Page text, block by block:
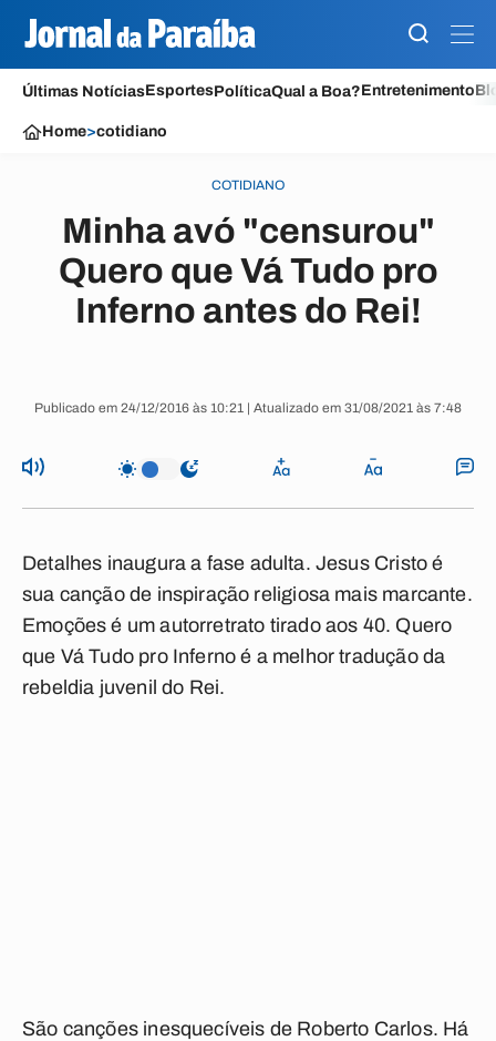
Últimas NotíciasEsportesPolíticaQual a Boa?Entretenimento
Home>cotidiano
COTIDIANO
Minha avó "censurou"
Quero que Vá Tudo pro
Inferno antes do Rei!
Publicado em 24/12/2016 às 10:21 | Atualizado em 31/08/2021 às 7:48
Detalhes inaugura a fase adulta. Jesus Cristo é
sua canção de inspiração religiosa mais marcante.
Emoções é um autorretrato tirado aos 40. Quero
que Vá Tudo pro Inferno é a melhor tradução da
rebeldia juvenil do Rei.
São canções inesquecíveis de Roberto Carlos. Há